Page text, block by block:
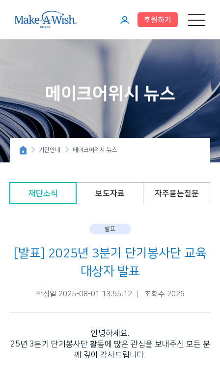
메뉴 열기
이
이
지
후원하기
메이크어위시 뉴스
기관안내 메이크어위시 뉴스
재단소식 보도자료 자주묻는질문
발표
[발표] 2025년 3분기 단기봉사단 교육
대상자 발표
작성일 2025-08-01 13:55:12 조회수 2026
안녕하세요.
25년 3분기 단기봉사단 활동에 많은 관심을 보내주신 모든 분
께 깊이 감사드립니다.